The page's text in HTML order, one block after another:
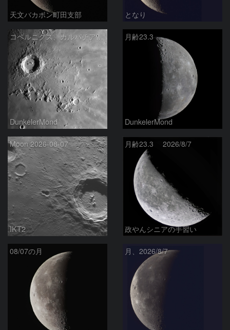
天文バカボン町田支部 となり
コペルニクス、カルパチア山脈付近
DunkelerMond
月齢23.3
DunkelerMond
Moon 2026-08-07
IKT2
月齢23.3 2026/8/7
政やんシニアの手習い
08/07の月 月、2026/8/7